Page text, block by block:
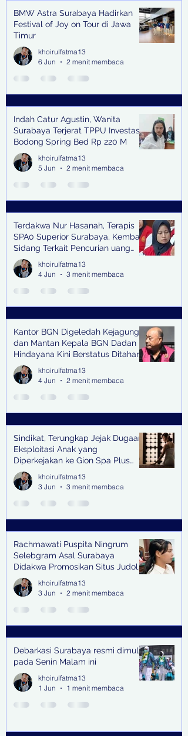
BMW Astra Surabaya Hadirkan
Festival of Joy on Tour di Jawa
Timur
khoirulfatma13
6 Jun
2 menit membaca
Indah Catur Agustin, Wanita
Surabaya Terjerat TPPU Investasi
Bodong Spring Bed Rp 220 M
khoirulfatma13
5 Jun
2 menit membaca
Terdakwa Nur Hasanah, Terapis
SPA0 Superior Surabaya, Kembali
Sidang Terkait Pencurian uang
senilai Rp1,285 M di PN Surabaya
khoirulfatma13
4 Jun
3 menit membaca
Kantor BGN Digeledah Kejagung
dan Mantan Kepala BGN Dadan
Hindayana Kini Berstatus Ditahan
khoirulfatma13
4 Jun
2 menit membaca
Sindikat, Terungkap Jejak Dugaan
Eksploitasi Anak yang
Diperkejakan ke Gion Spa Plus
and Pub Surabaya,
khoirulfatma13
3 Jun
3 menit membaca
Rachmawati Puspita Ningrum
Selebgram Asal Surabaya
Didakwa Promosikan Situs Judol,
Raup Rp2 Juta dari Tiga Kali
Endorse
khoirulfatma13
3 Jun
2 menit membaca
Debarkasi Surabaya resmi dimulai
pada Senin Malam ini
khoirulfatma13
1 Jun
1 menit membaca